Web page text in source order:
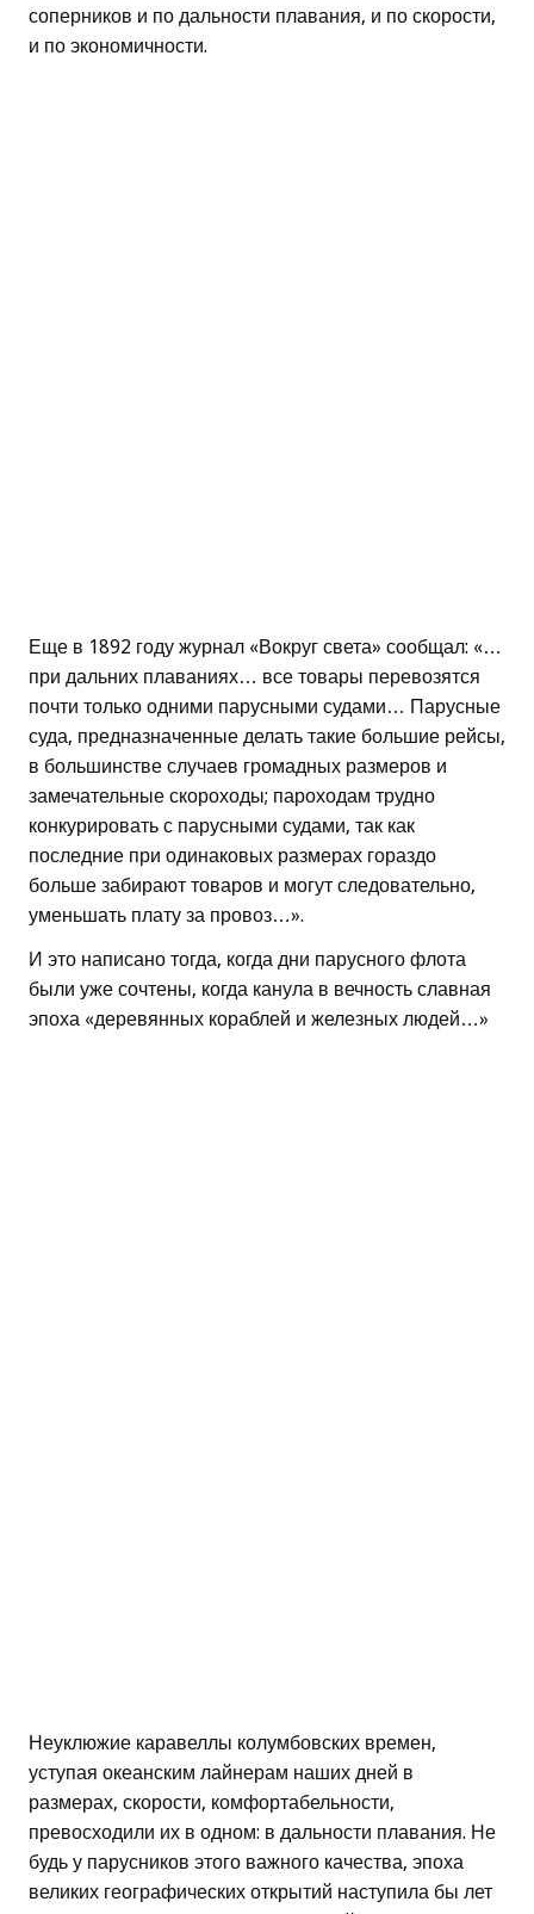
соперников и по дальности плавания, и по скорости,
и по экономичности.
Еще в 1892 году журнал «Вокруг света» сообщал: «…
при дальних плаваниях… все товары перевозятся
почти только одними парусными судами… Парусные
суда, предназначенные делать такие большие рейсы,
в большинстве случаев громадных размеров и
замечательные скороходы; пароходам трудно
конкурировать с парусными судами, так как
последние при одинаковых размерах гораздо
больше забирают товаров и могут следовательно,
уменьшать плату за провоз…».
И это написано тогда, когда дни парусного флота
были уже сочтены, когда канула в вечность славная
эпоха «деревянных кораблей и железных людей…»
Неуклюжие каравеллы колумбовских времен,
уступая океанским лайнерам наших дней в
размерах, скорости, комфортабельности,
превосходили их в одном: в дальности плавания. Не
будь у парусников этого важного качества, эпоха
великих географических открытий наступила бы лет